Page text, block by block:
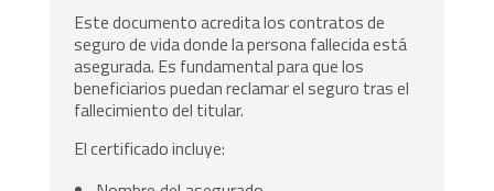
Este documento acredita los contratos de
seguro de vida donde la persona fallecida está
asegurada. Es fundamental para que los
beneficiarios puedan reclamar el seguro tras el
fallecimiento del titular.
El certificado incluye: